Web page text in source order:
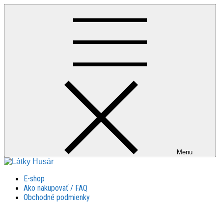
Skip
Menu
Látky Husár
Látky Husár
E-shop
Ako nakupovať / FAQ
Obchodné podmienky